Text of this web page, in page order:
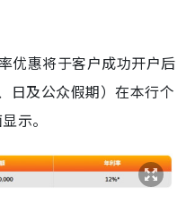
优惠将于客户成功开户后
日及公众假期）在本行个
示。